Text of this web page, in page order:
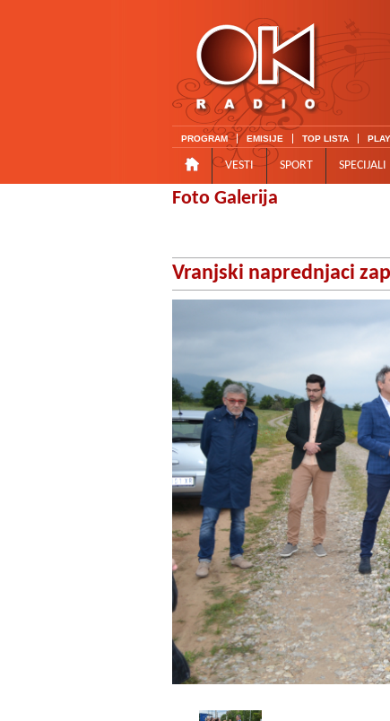
PROGRAM EMISIJE TOP LISTA
VESTI SPORT SPECIJALI
Foto Galerija
Vranjski naprednjaci